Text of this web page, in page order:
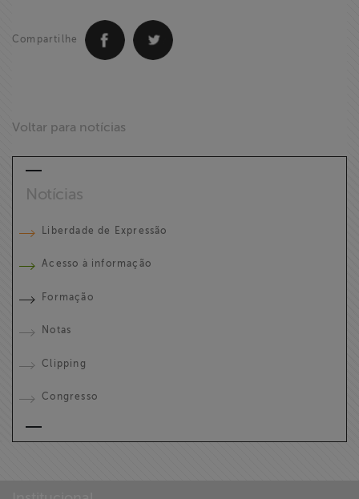
Compartilhe
Voltar para notícias
Notícias
Liberdade de Expressão
Acesso à informação
Formação
Notas
Clipping
Congresso